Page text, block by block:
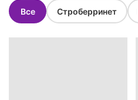
Все Строберринет